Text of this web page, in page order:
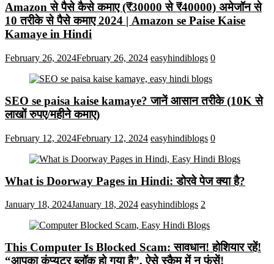
Amazon से पैसे कैसे कमाए (₹30000 से ₹40000) अमेजॉन से
10 तरीके से पैसे कमाए 2024 | Amazon se Paise Kaise
Kamaye in Hindi
February 26, 2024February 26, 2024 easyhindiblogs 0
SEO se paisa kaise kamaye? जानें आसान तरीके (10K से
लाखों रुपए/महीने कमाए)
February 12, 2024February 12, 2024 easyhindiblogs 0
What is Doorway Pages in Hindi: डोरवे पेज क्या है?
January 18, 2024January 18, 2024 easyhindiblogs 2
This Computer Is Blocked Scam: सावधान! होशियार रहें!
“आपका कंप्यूटर ब्लॉक हो गया है”, ऐसे स्कैम में न फंसें!